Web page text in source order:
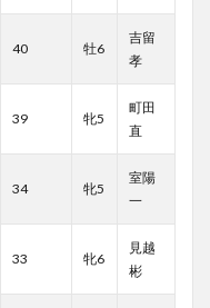
40 牡6
吉留
孝
39 牝5
町田
直
34 牝5
室陽
一
33 牝6
見越
彬